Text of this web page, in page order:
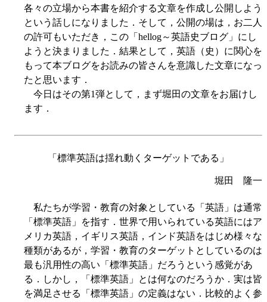
各々の立場から本書を紹介する文章を作成し公開しよう
という話しになりました．そして，公開の場は，お二人
の許可もいただき，この「hellog～英語史ブログ」にし
ようと決まりました．結果として，英語（史）に関心を
もって本ブログをお読みの皆さんを意識した文章になっ
たと思います．
今日はその第1弾として，まず堀田の文章をお届けし
ます．
「標準英語は揺れ動くターゲットである」
堀田 隆一
私たちが学習・教育の対象としている「英語」は通常
「標準英語」を指す．世界で用いられている英語にはア
メリカ英語，イギリス英語，インド英語をはじめ様々な
種類があるが，学習・教育のターゲットとしているのは
最も汎用性の高い「標準英語」だろうという感覚があ
る．しかし，「標準英語」とは何なのだろうか．実は皆
を満足させる「標準英語」の定義はない．比較的よく参